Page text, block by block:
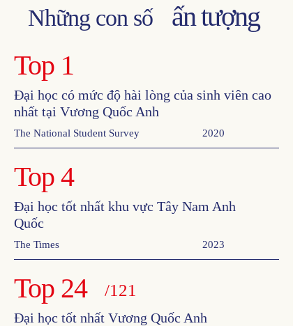
Những con số ấn tượng
Top 4
Đại học tốt nhất khu vực Tây Nam Anh
Quốc
The Times 2023
/121
Top 24
Đại học tốt nhất Vương Quốc Anh
Top 1
Đại học có mức độ hài lòng của sinh viên cao
nhất tại Vương Quốc Anh
The National Student Survey 2020